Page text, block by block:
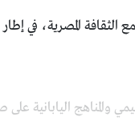
الثقافة المصرية، في
والمناهج اليابانية